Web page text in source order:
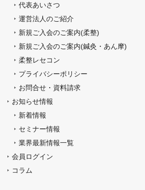
代表あいさつ
運営法人のご紹介
新規ご入会のご案内(柔整)
新規ご入会のご案内(鍼灸・あん摩)
柔整レセコン
プライバシーポリシー
お問合せ・資料請求
お知らせ情報
新着情報
セミナー情報
業界最新情報一覧
会員ログイン
コラム